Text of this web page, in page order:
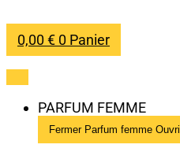
0,00€ 0 Panier
PARFUM FEMME
Fermer Parfum femme